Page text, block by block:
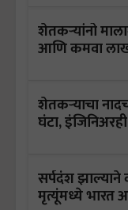
शेतकऱ्यांनो
आणि कमवा
शेतकऱ्याचा
घंटा,
सर्पदंश झाल्याने
मृत्यूंमध्ये भारत